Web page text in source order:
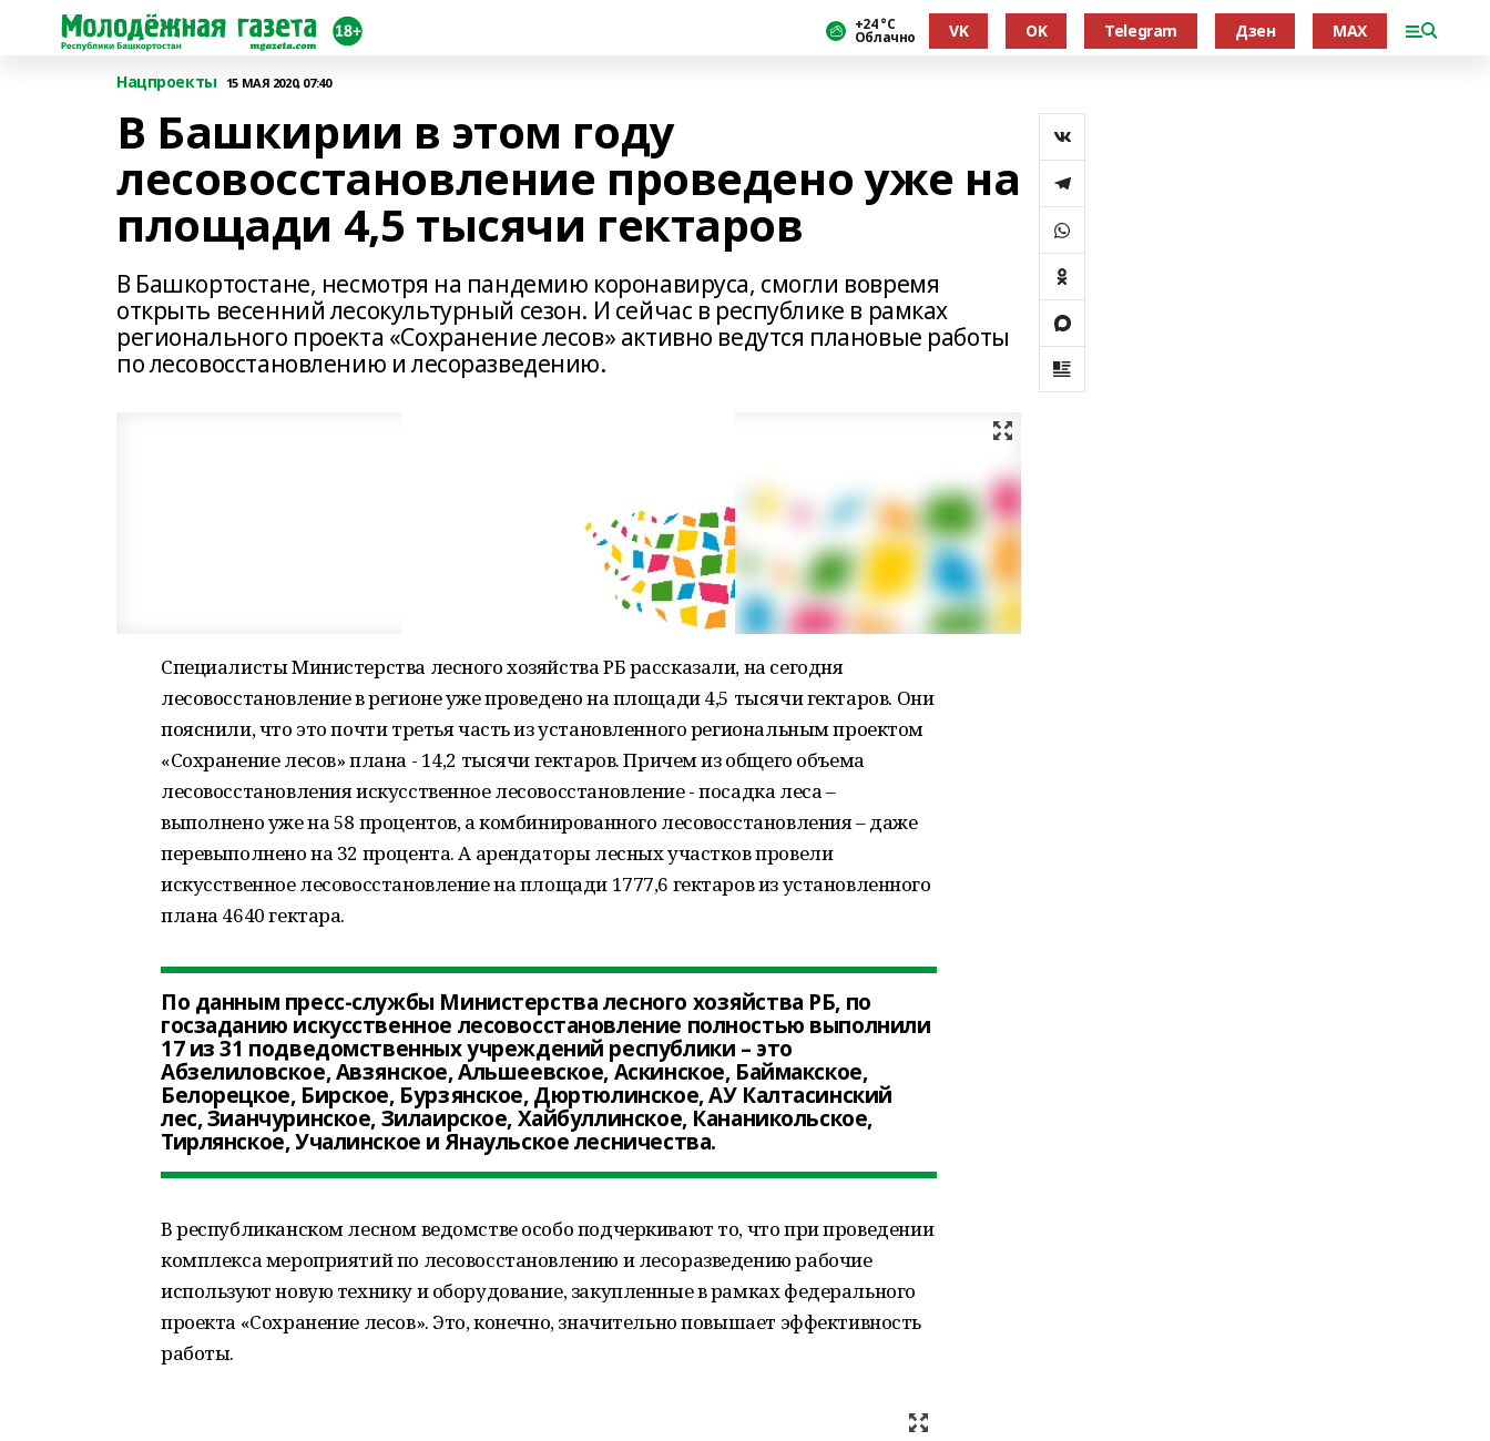
+24 °С
Облачно VK OK Telegram Дзен MAX
Нацпроекты 15 МАЯ 2020, 07:40
В Башкирии в этом году
лесовосстановление проведено уже на
площади 4,5 тысячи гектаров
В Башкортостане, несмотря на пандемию коронавируса, смогли вовремя
открыть весенний лесокультурный сезон. И сейчас в республике в рамках
регионального проекта «Сохранение лесов» активно ведутся плановые работы
по лесовосстановлению и лесоразведению.
Специалисты Министерства лесного хозяйства РБ рассказали, на сегодня
лесовосстановление в регионе уже проведено на площади 4,5 тысячи гектаров. Они
пояснили, что это почти третья часть из установленного региональным проектом
«Сохранение лесов» плана - 14,2 тысячи гектаров. Причем из общего объема
лесовосстановления искусственное лесовосстановление - посадка леса –
выполнено уже на 58 процентов, а комбинированного лесовосстановления – даже
перевыполнено на 32 процента. А арендаторы лесных участков провели
искусственное лесовосстановление на площади 1777,6 гектаров из установленного
плана 4640 гектара.
По данным пресс-службы Министерства лесного хозяйства РБ, по
госзаданию искусственное лесовосстановление полностью выполнили
17 из 31 подведомственных учреждений республики – это
Абзелиловское, Авзянское, Альшеевское, Аскинское, Баймакское,
Белорецкое, Бирское, Бурзянское, Дюртюлинское, АУ Калтасинский
лес, Зианчуринское, Зилаирское, Хайбуллинское, Кананикольское,
Тирлянское, Учалинское и Янаульское лесничества.
В республиканском лесном ведомстве особо подчеркивают то, что при проведении
комплекса мероприятий по лесовосстановлению и лесоразведению рабочие
используют новую технику и оборудование, закупленные в рамках федерального
проекта «Сохранение лесов». Это, конечно, значительно повышает эффективность
работы.